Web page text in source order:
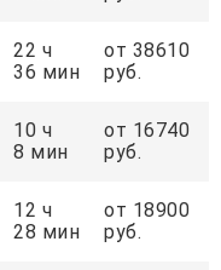
22 ч
36 мин
от 38610
руб.
10 ч
8 мин
от 16740
руб.
12 ч
28 мин
от 18900
руб.